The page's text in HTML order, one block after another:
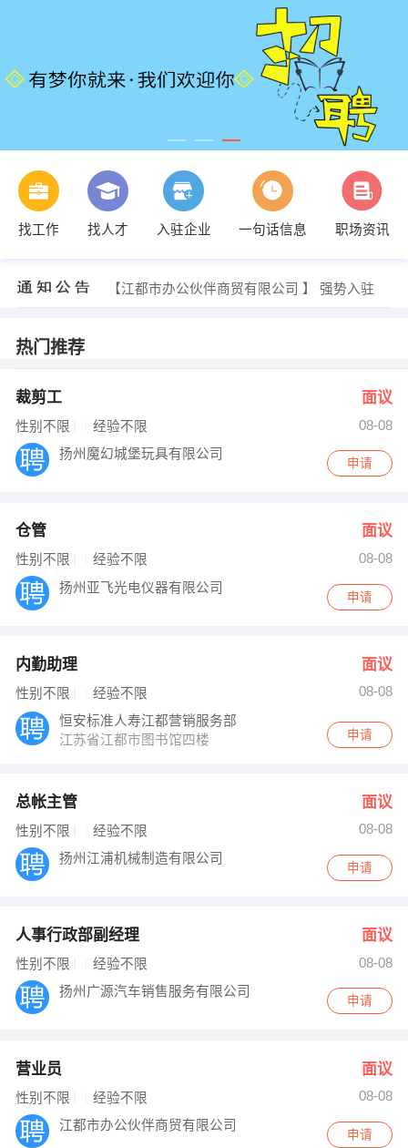
找工作 找人才 入驻企业 一句话信息 职场资讯
李先生 发布 [人事行政部副经理 ] 招聘信息
【扬州广源汽车销售服务有限公司 】 强势入驻
【江苏众达能源有限公司 】 强势入驻
发布 [裁剪工 ] 招聘信息
热门推荐
裁剪工 面议
性别不限 经验不限
08-08
扬州魔幻城堡玩具有限公司
申请
仓管 面议
性别不限 经验不限
08-08
扬州亚飞光电仪器有限公司
申请
内勤助理 面议
性别不限 经验不限
08-08
恒安标准人寿江都营销服务部
江苏省江都市图书馆四楼
申请
总帐主管 面议
性别不限 经验不限
08-08
扬州江浦机械制造有限公司
申请
人事行政部副经理 面议
性别不限 经验不限
08-08
扬州广源汽车销售服务有限公司
申请
营业员 面议
性别不限 经验不限
08-08
江都市办公伙伴商贸有限公司
申请